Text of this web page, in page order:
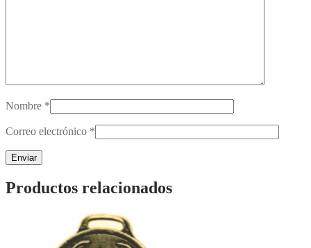
Nombre *
Correo electrónico *
Productos relacionados